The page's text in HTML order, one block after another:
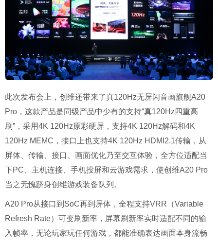
此次发布会上，创维还带来了真120Hz无屏闪音画旗舰A20
Pro，这款产品是同级产品中少有的支持“真120Hz四重高
刷”，采用4K 120Hz原彩硬屏，支持4K 120Hz解码和4K
120Hz MEMC，接口上也支持4K 120Hz HDMI2.1传输，从
屏体、传输、接口、画面优化乃至交互体验，全方位适配当
下PC、主机连接、手机投屏和云游戏需求，使创维A20 Pro
当之无愧跻身创维游戏装备队列。
A20 Pro从接口到SoC再到屏体，全程支持VRR（Variable
Refresh Rate）可变刷新率，屏幕刷新率实时适配不同的输
入帧率，无论玩家玩任何游戏，都能准确表达画面本身流畅